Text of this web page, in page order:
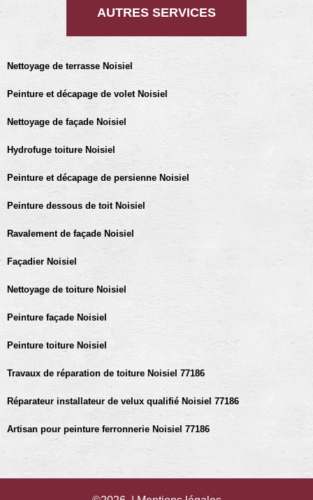
AUTRES SERVICES
Nettoyage de terrasse Noisiel
Peinture et décapage de volet Noisiel
Nettoyage de façade Noisiel
Hydrofuge toiture Noisiel
Peinture et décapage de persienne Noisiel
Peinture dessous de toit Noisiel
Ravalement de façade Noisiel
Façadier Noisiel
Nettoyage de toiture Noisiel
Peinture façade Noisiel
Peinture toiture Noisiel
Travaux de réparation de toiture Noisiel 77186
Réparateur installateur de velux qualifié Noisiel 77186
Artisan pour peinture ferronnerie Noisiel 77186